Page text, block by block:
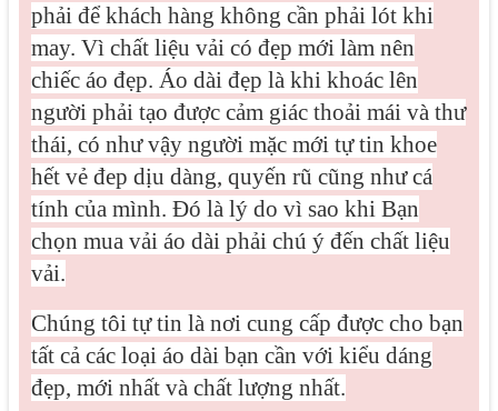
phải để khách hàng không cần phải lót khi
may. Vìchất liệu vải có đẹp mới làm nên
chiếc áo đẹp. Áo dài đẹp là khi khoác lên
người phải tạo được cảm giác thoải mái và thư
thái, có như vậy người mặc mới tự tin khoe
hết vẻ đep dịu dàng, quyến rũ cũng như cá
tính của mình. Đó là lý do vì sao khi Bạn
chọn mua vải áo dài phải chú ý đến chất liệu
vải.
Chúng tôi tự tin là nơi cung cấp được cho bạn
tất cả các loại áo dài bạn cần với kiểu dáng
đẹp, mới nhất và chất lượng nhất.